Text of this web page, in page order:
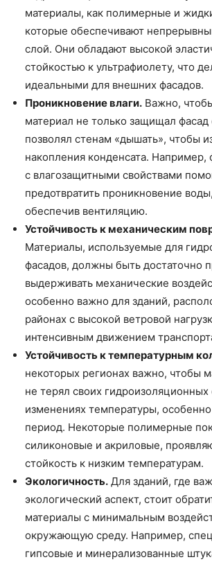
материалы, как полимерные и
которые обеспечивают
слой. Они обладают высокой
стойкостью к ультрафиолету, что
идеальными для внешних фасадов.
Проникновение влаги. Важно,
материал не только защищал фасад
позволял стенам «дышать», чтобы
накопления конденсата. Например,
с влагозащитными свойствами
предотвратить проникновение
обеспечив вентиляцию.
Устойчивость к механическим
Материалы, используемые для
фасадов, должны быть достаточно
выдерживать механические
особенно важно для зданий,
районах с высокой ветровой
интенсивным движением
Устойчивость к температурным
некоторых регионах важно, чтобы
не терял своих гидроизоляционных
изменениях температуры,
период. Некоторые полимерные
силиконовые и акриловые,
стойкость к низким температурам.
Экологичность. Для зданий, где
экологический аспект, стоит
материалы с минимальным
окружающую среду. Например,
гипсовые и минерализованные